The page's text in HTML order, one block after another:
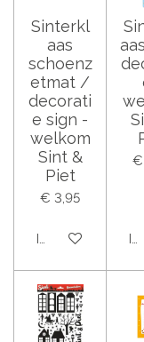
Sinterkl
aas
schoenz
etmat /
decorati
e sign -
welkom
Sint &
Piet
€ 3,95
In winkelwagen
€